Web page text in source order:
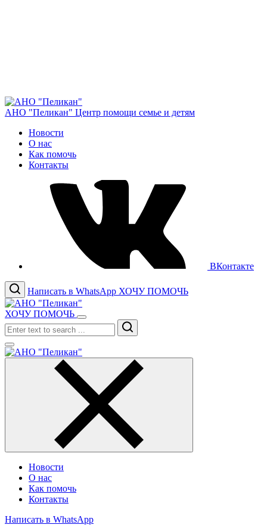
АНО "Пеликан" Центр помощи семье и детям
Новости
О нас
Как помочь
Контакты
ВКонтакте
Написать в WhatsApp ХОЧУ ПОМОЧЬ
ХОЧУ ПОМОЧЬ
Search
Новости
О нас
Как помочь
Контакты
Написать в WhatsApp